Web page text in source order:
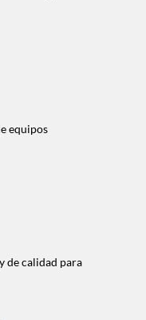
equipos
de calidad para